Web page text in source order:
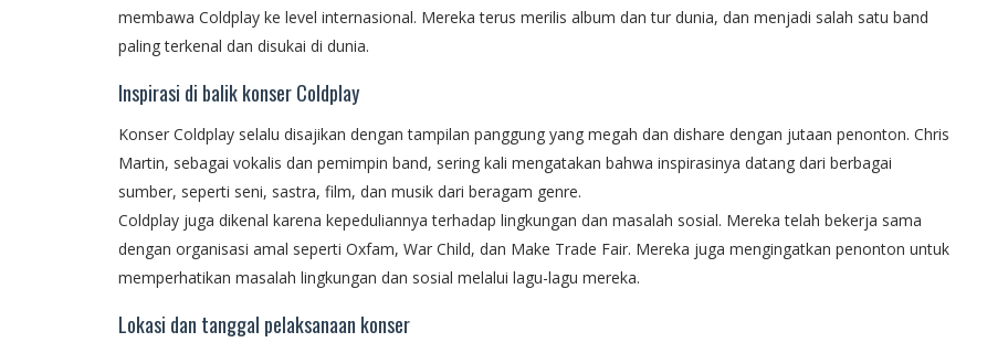
membawa Coldplay ke level internasional. Mereka terus merilis album dan tur dunia, dan menjadi salah satu band
paling terkenal dan disukai di dunia.
Inspirasi di balik konser Coldplay
Konser Coldplay selalu disajikan dengan tampilan panggung yang megah dan dishare dengan jutaan penonton. Chris
Martin, sebagai vokalis dan pemimpin band, sering kali mengatakan bahwa inspirasinya datang dari berbagai
sumber, seperti seni, sastra, film, dan musik dari beragam genre.
Coldplay juga dikenal karena kepeduliannya terhadap lingkungan dan masalah sosial. Mereka telah bekerja sama
dengan organisasi amal seperti Oxfam, War Child, dan Make Trade Fair. Mereka juga mengingatkan penonton untuk
memperhatikan masalah lingkungan dan sosial melalui lagu-lagu mereka.
Lokasi dan tanggal pelaksanaan konser